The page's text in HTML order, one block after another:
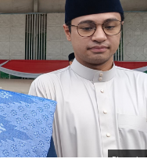
Photo by